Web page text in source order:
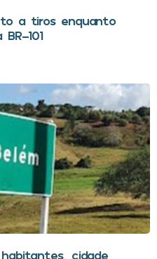
a tiros enquanto
101
cidade